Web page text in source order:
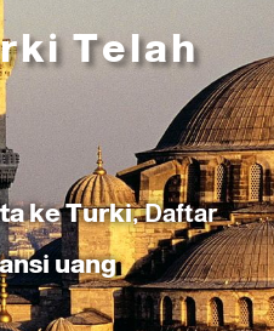
Telah
ke Turki,Daftar
uang